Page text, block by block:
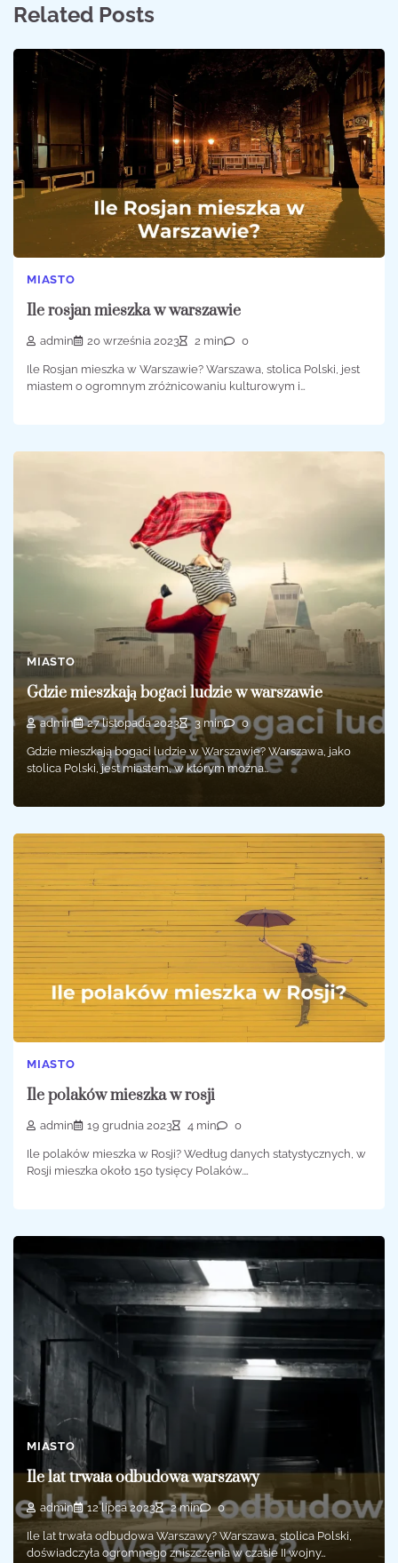
Related Posts
MIASTO
Ile rosjan mieszka w warszawie
admin 20 września 2023 2 min 0
Ile Rosjan mieszka w Warszawie? Warszawa, stolica Polski, jest
miastem o ogromnym zróżnicowaniu kulturowym i…
MIASTO
Gdzie mieszkają bogaci ludzie w warszawie
admin 27 listopada 2023 3 min 0
Gdzie mieszkają bogaci ludzie w Warszawie? Warszawa, jako
stolica Polski, jest miastem, w którym można…
MIASTO
Ile polaków mieszka w rosji
admin 19 grudnia 2023 4 min 0
Ile polaków mieszka w Rosji? Według danych statystycznych, w
Rosji mieszka około 150 tysięcy Polaków.…
MIASTO
Ile lat trwała odbudowa warszawy
admin 12 lipca 2023 2 min 0
Ile lat trwała odbudowa Warszawy? Warszawa, stolica Polski,
doświadczyła ogromnego zniszczenia w czasie II wojny…